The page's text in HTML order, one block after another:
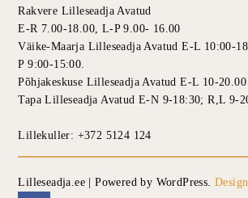
Rakvere Lilleseadja Avatud
E-R 7.00-18.00, L-P 9.00- 16.00
Väike-Maarja Lilleseadja Avatud E-L 10:00-
P 9:00-15:00.
Põhjakeskuse Lilleseadja Avatud E-L 10-20.00
Tapa Lilleseadja Avatud E-N 9-18:30; R,L 9-
Lillekuller: +372 5124 124
Lilleseadja.ee | Powered by WordPress.